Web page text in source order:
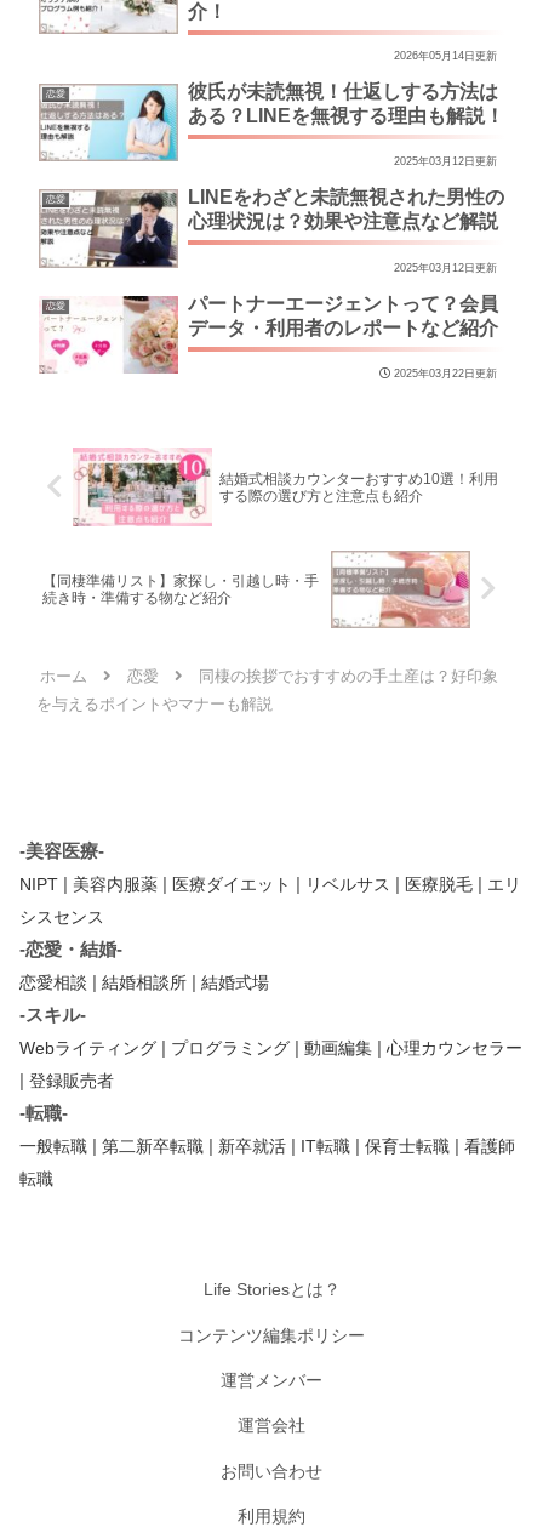
介！
2026年05月14日更新
恋愛
彼氏が未読無視！仕返しする方法は
ある？LINEを無視する理由も解説！
2025年03月12日更新
恋愛
LINEをわざと未読無視された男性の
心理状況は？効果や注意点など解説
2025年03月12日更新
恋愛
パートナーエージェントって？会員
データ・利用者のレポートなど紹介
2025年03月22日更新
結婚式相談カウンターおすすめ10選！利用
する際の選び方と注意点も紹介
【同棲準備リスト】家探し・引越し時・手
続き時・準備する物など紹介
ホーム 恋愛
同棲の挨拶でおすすめの手土産は？好印象
を与えるポイントやマナーも解説
-美容医療-
NIPT | 美容内服薬 | 医療ダイエット | リベルサス | 医療脱毛 | エリ
シスセンス
-恋愛・結婚-
恋愛相談 | 結婚相談所 | 結婚式場
-スキル-
Webライティング | プログラミング | 動画編集 | 心理カウンセラー
| 登録販売者
-転職-
一般転職 | 第二新卒転職 | 新卒就活 | IT転職 | 保育士転職 | 看護師
転職
Life Storiesとは？
コンテンツ編集ポリシー
運営メンバー
運営会社
お問い合わせ
利用規約